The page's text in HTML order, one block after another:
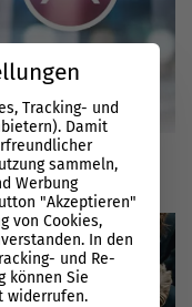
Rankingfaktor
Tracking- und
Damit
sammeln,
Werbung
"Akzeptieren"
von Cookies,
In den
und Re-
können Sie
widerrufen.